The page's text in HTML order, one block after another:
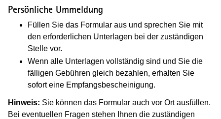
Persönliche Ummeldung
Füllen Sie das Formular aus und sprechen Sie mit
den erforderlichen Unterlagen bei der zuständigen
Stelle vor.
Wenn alle Unterlagen vollständig sind und Sie die
fälligen Gebühren gleich bezahlen, erhalten Sie
sofort eine Empfangsbescheinigung.
Hinweis: Sie können das Formular auch vor Ort ausfüllen.
Bei eventuellen Fragen stehen Ihnen die zuständigen